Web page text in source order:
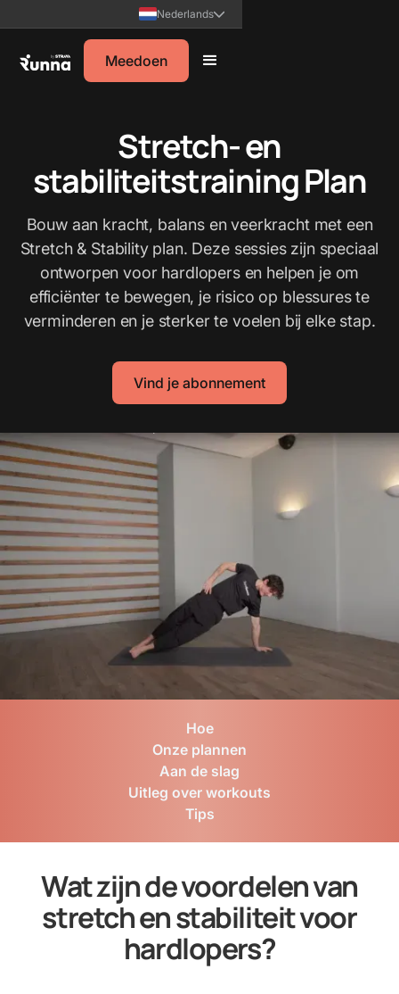
Nederlands
Meedoen
Stretch- en
stabiliteitstraining Plan
Bouw aan kracht, balans en veerkracht met een
Stretch & Stability plan. Deze sessies zijn speciaal
ontworpen voor hardlopers en helpen je om
efficiënter te bewegen, je risico op blessures te
verminderen en je sterker te voelen bij elke stap.
Vind je abonnement
Hoe
Onze plannen
Aan de slag
Uitleg over workouts
Tips
Wat zijn de voordelen van
stretch en stabiliteit voor
hardlopers?